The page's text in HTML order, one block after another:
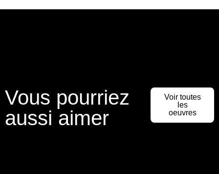
Vous pourriez
aussi aimer
Voir toutes
les
oeuvres